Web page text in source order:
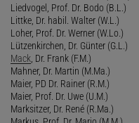
Liedvogel, Prof. Dr. Bodo (B.L.)
Littke, Dr. habil. Walter (W.L.)
Loher, Prof. Dr. Werner (W.Lo.)
Lützenkirchen, Dr. Günter (G.L.)
Mack , Dr. Frank (F.M.)
Mahner, Dr. Martin (M.Ma.)
Maier, PD Dr. Rainer (R.M.)
Maier, Prof. Dr. Uwe (U.M.)
Marksitzer, Dr. René (R.Ma.)